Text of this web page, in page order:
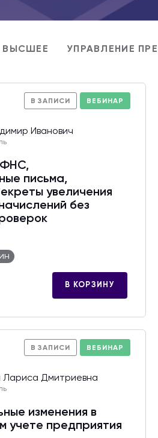
ВЫСШЕЕ УПРАВЛЕНИЕ
В ЗАПИСИ ВЕБИНАР
Иванович
письма,
увеличения
без
В КОРЗИНУ
В ЗАПИСИ ВЕБИНАР
Лариса Дмитриевна
изменения в
учете предприятия